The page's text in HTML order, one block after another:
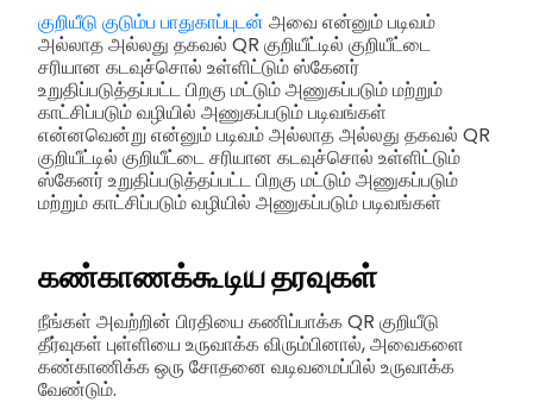
குறியீடு குடும்ப பாதுகாப்புடன் அவை என்னும் படிவம்
அல்லாத அல்லது தகவல் QR குறியீட்டில் குறியீட்டை
சரியான கடவுச்சொல் உள்ளிட்டும் ஸ்கேனர்
உறுதிப்படுத்தப்பட்ட பிறகு மட்டும் அணுகப்படும் மற்றும்
காட்சிப்படும் வழியில் அணுகப்படும் படிவங்கள்
என்னவென்று என்னும் படிவம் அல்லாத அல்லது தகவல் QR
குறியீட்டில் குறியீட்டை சரியான கடவுச்சொல் உள்ளிட்டும்
ஸ்கேனர் உறுதிப்படுத்தப்பட்ட பிறகு மட்டும் அணுகப்படும்
மற்றும் காட்சிப்படும் வழியில் அணுகப்படும் படிவங்கள்
கண்காணக்கூடிய தரவுகள்
நீங்கள் அவற்றின் பிரதியை கணிப்பாக்க QR குறியீடு
தீர்வுகள் புள்ளியை உருவாக்க விரும்பினால், அவைகளை
கண்காணிக்க ஒரு சோதனை வடிவமைப்பில் உருவாக்க
வேண்டும்.